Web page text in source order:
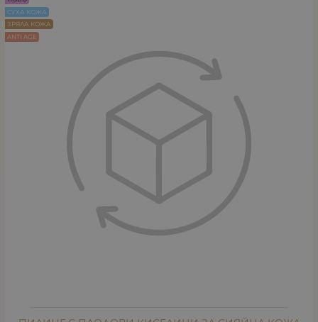
СУХА КОЖА
ЗРЯЛА КОЖА
ANTI AGE